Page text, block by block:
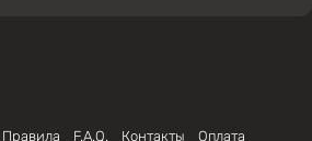
Правила F.A.Q. Контакты
Оплата